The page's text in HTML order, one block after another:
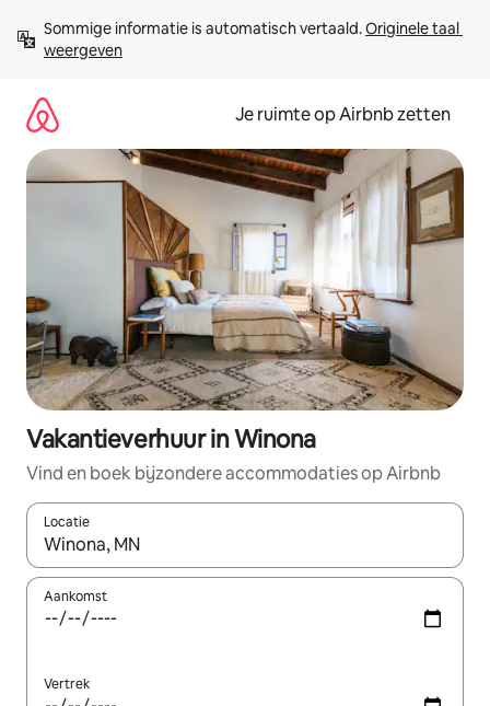
direct
naar
Sommige informatie is automatisch vertaald. Originele taal
weergeven
Je ruimte op Airbnb zetten
Vakantieverhuur in Winona
Vind en boek bijzondere accommodaties op Airbnb
Locatie
Wanneer er suggesties beschikbaar zijn, maak je een keuze
Aankomst
Vertrek